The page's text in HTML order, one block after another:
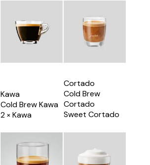
Kawa
Cold Brew Kawa
2 × Kawa
Cortado
Cold Brew
Cortado
Sweet Cortado